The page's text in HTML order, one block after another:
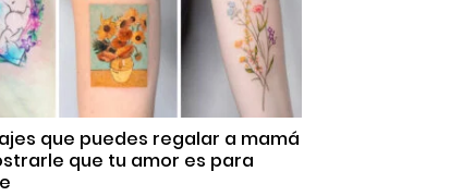
que puedes regalar a mamá
que tu amor es para